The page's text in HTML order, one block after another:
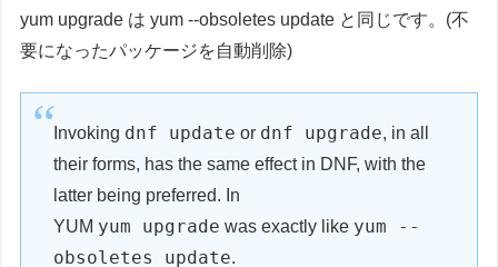
yum upgrade は yum --obsoletes update と同じです。(不
要になったパッケージを自動削除)
Invoking dnf update or dnf upgrade, in all
their forms, has the same effect in DNF, with the
latter being preferred. In
YUM yum upgrade was exactly like yum --
obsoletes update.